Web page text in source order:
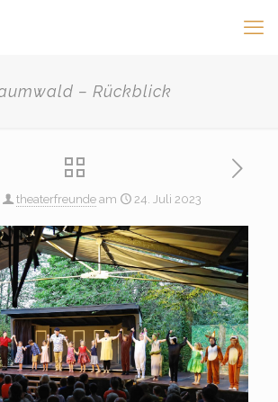
– Rückblick
theaterfreunde am 24. Juli 2023